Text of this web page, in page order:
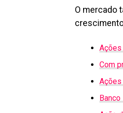
O mercado
Ações
Com
Ações